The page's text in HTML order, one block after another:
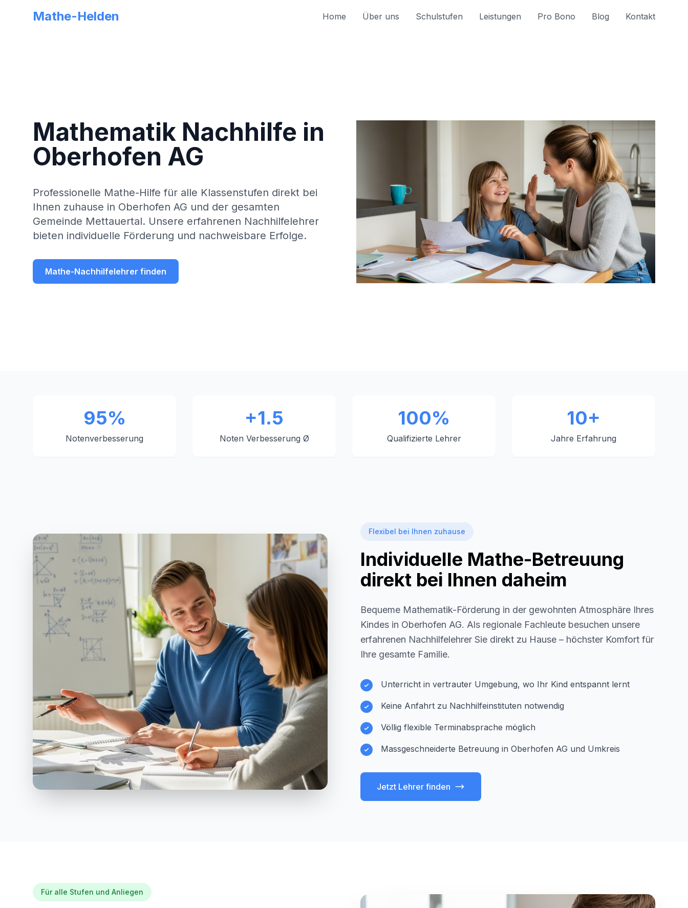
Mathe-Helden Home Über uns Schulstufen Leistungen Pro Bono Blog Kontakt
Mathematik Nachhilfe in
Oberhofen AG
Professionelle Mathe-Hilfe für alle Klassenstufen direkt bei
Ihnen zuhause in Oberhofen AG und der gesamten
Gemeinde Mettauertal. Unsere erfahrenen Nachhilfelehrer
bieten individuelle Förderung und nachweisbare Erfolge.
Mathe-Nachhilfelehrer finden
95%
Notenverbesserung
+1.5
Noten Verbesserung Ø
100%
Qualifizierte Lehrer
10+
Jahre Erfahrung
Flexibel bei Ihnen zuhause
Individuelle Mathe-Betreuung
direkt bei Ihnen daheim
Bequeme Mathematik-Förderung in der gewohnten Atmosphäre Ihres
Kindes in Oberhofen AG. Als regionale Fachleute besuchen unsere
erfahrenen Nachhilfelehrer Sie direkt zu Hause – höchster Komfort für
Ihre gesamte Familie.
Unterricht in vertrauter Umgebung, wo Ihr Kind entspannt lernt
Keine Anfahrt zu Nachhilfeinstituten notwendig
Völlig flexible Terminabsprache möglich
Massgeschneiderte Betreuung in Oberhofen AG und Umkreis
Jetzt Lehrer finden
Für alle Stufen und Anliegen